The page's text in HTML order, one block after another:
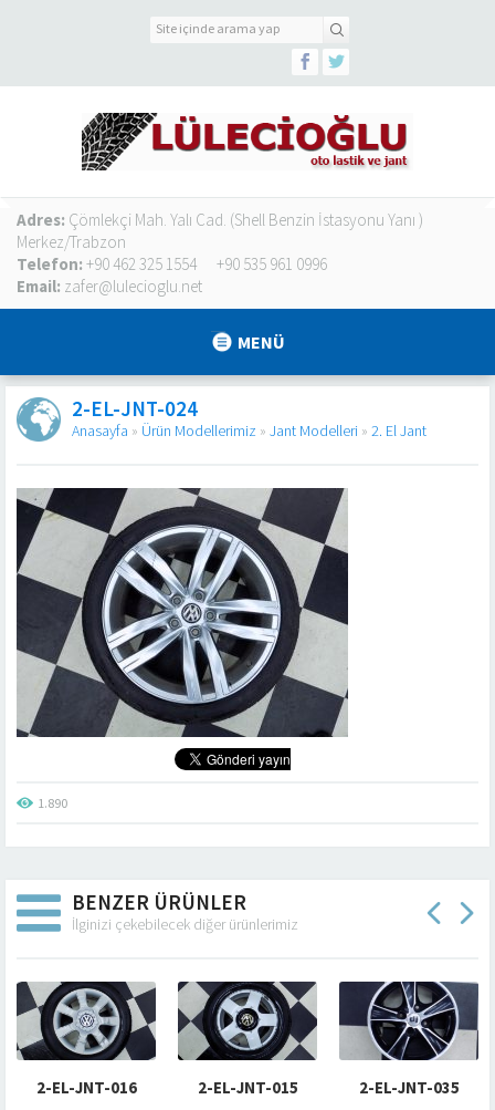
Adres: Çömlekçi Mah. Yalı Cad. (Shell Benzin İstasyonu Yanı )
Merkez/Trabzon
Telefon: +90 462 325 1554
+90 535 961 0996
Email: zafer@lulecioglu.net
MENÜ
2-EL-JNT-024
Anasayfa » Ürün Modellerimiz » Jant Modelleri » 2. El Jant
1.890
BENZER ÜRÜNLER
İlginizi çekebilecek diğer ürünlerimiz
016 2-EL-JNT-015 2-EL-JNT-035 2-EL-